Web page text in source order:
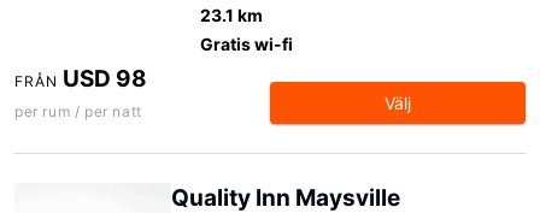
23.1 km
Gratis wi-fi
FRÅN USD 98
per rum / per natt Välj
Quality Inn Maysville